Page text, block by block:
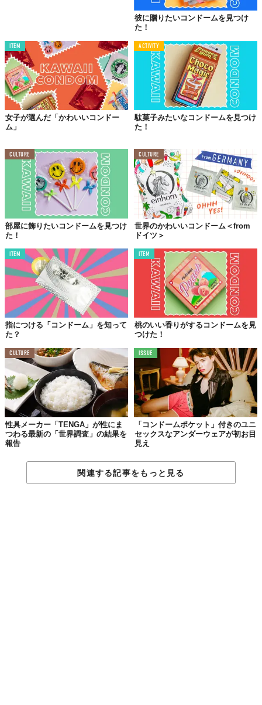
彼に贈りたいコンドームを見つけ
た！
ITEM
女子が選んだ「かわいいコンドー
ム」
ACTIVITY
駄菓子みたいなコンドームを見つけ
た！
CULTURE
部屋に飾りたいコンドームを見つけ
た！
CULTURE
世界のかわいいコンドーム＜from
ドイツ＞
ITEM
指につける「コンドーム」を知って
た？
ITEM
桃のいい香りがするコンドームを見
つけた！
CULTURE
性具メーカー「TENGA」が性にま
つわる最新の「世界調査」の結果を
報告
ISSUE
「コンドームポケット」付きのユニ
セックスなアンダーウェアが初お目
見え
関連する記事をもっと見る